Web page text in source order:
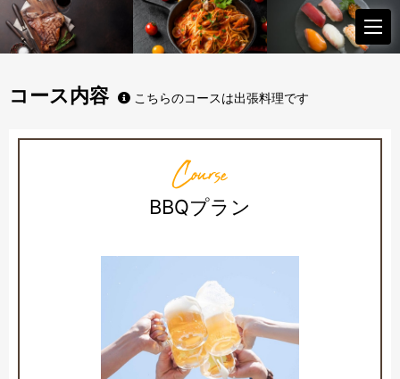
コース内容 こちらのコースは出張料理です
Course
BBQプラン